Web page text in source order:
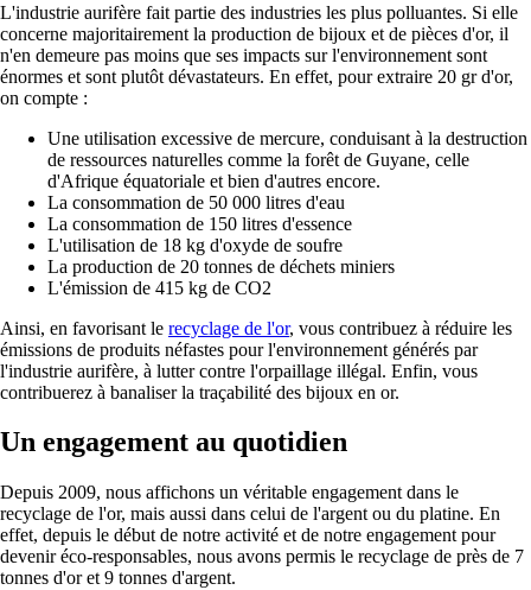
L'industrie aurifère fait partie des industries les plus polluantes. Si elle
concerne majoritairement la production de bijoux et de pièces d'or, il
n'en demeure pas moins que ses impacts sur l'environnement sont
énormes et sont plutôt dévastateurs. En effet, pour extraire 20 gr d'or,
on compte :
Une utilisation excessive de mercure, conduisant à la destruction
de ressources naturelles comme la forêt de Guyane, celle
d'Afrique équatoriale et bien d'autres encore.
La consommation de 50 000 litres d'eau
La consommation de 150 litres d'essence
L'utilisation de 18 kg d'oxyde de soufre
La production de 20 tonnes de déchets miniers
L'émission de 415 kg de CO2
Ainsi, en favorisant le recyclage de l'or, vous contribuez à réduire les
émissions de produits néfastes pour l'environnement générés par
l'industrie aurifère, à lutter contre l'orpaillage illégal. Enfin, vous
contribuerez à banaliser la traçabilité des bijoux en or.
Un engagement au quotidien
Depuis 2009, nous affichons un véritable engagement dans le
recyclage de l'or, mais aussi dans celui de l'argent ou du platine. En
effet, depuis le début de notre activité et de notre engagement pour
devenir éco-responsables, nous avons permis le recyclage de près de 7
tonnes d'or et 9 tonnes d'argent.